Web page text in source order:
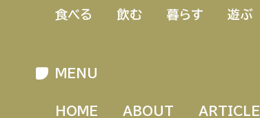
食べる 飲む 暮らす 遊ぶ
MENU
HOME ABOUT ARTICLE